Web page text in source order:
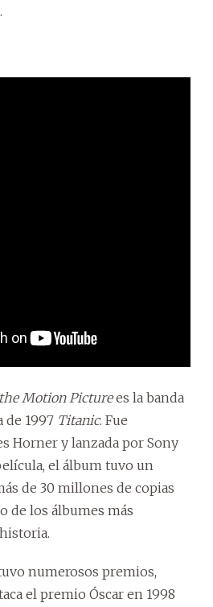
Motion Picturees la banda
de 1997 Titanic. Fue
Horner y lanzada por Sony
el álbum tuvo un
de 30 millones de copias
de los álbumes más
numerosos premios,
el premio Óscar en 1998